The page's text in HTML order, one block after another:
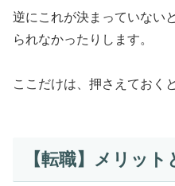
逆にこれが決まっていない
られなかったりします。
ここだけは、押さえておく
【転職】メリッ